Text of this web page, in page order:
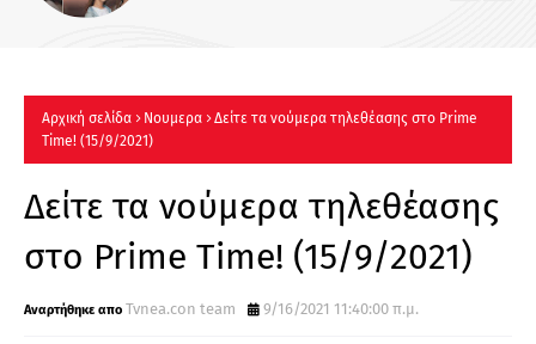
Αρχική σελίδα Νουμερα
Δείτε τα νούμερα τηλεθέασης στo Prime
Time! (15/9/2021)
Δείτε τα νούμερα τηλεθέασης
στo Prime Time! (15/9/2021)
Tvnea.con team 9/16/2021 11:40:00 π.μ.